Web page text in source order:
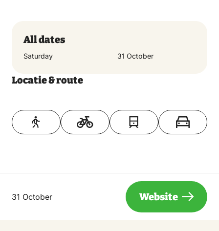
All dates
Saturday 31 October
Locatie & route
Toon op kaart
31 October Website